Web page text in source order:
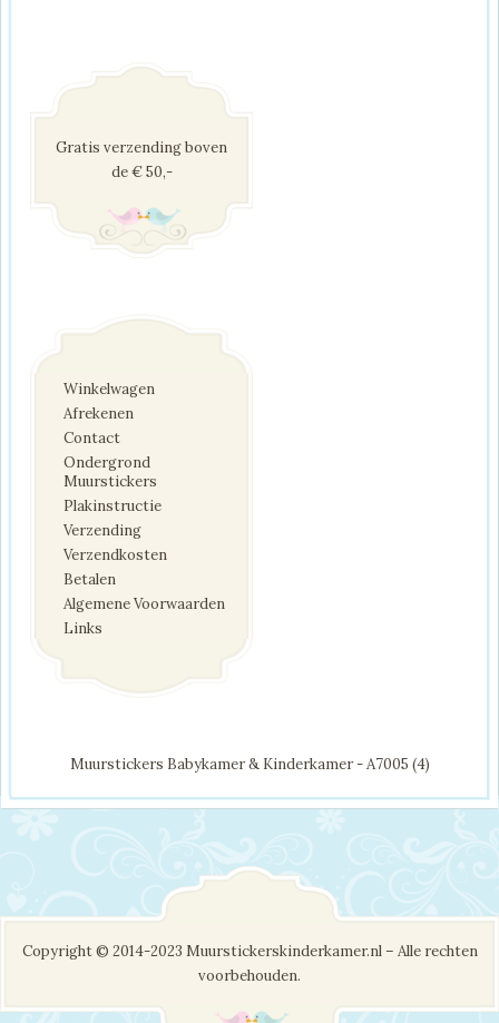
Gratis verzending boven
de € 50,-
Winkelwagen
Afrekenen
Contact
Ondergrond
Muurstickers
Plakinstructie
Verzending
Verzendkosten
Betalen
Algemene Voorwaarden
Links
Muurstickers Babykamer & Kinderkamer - A7005 (4)
Copyright © 2014-2023 Muurstickerskinderkamer.nl – Alle rechten
voorbehouden.